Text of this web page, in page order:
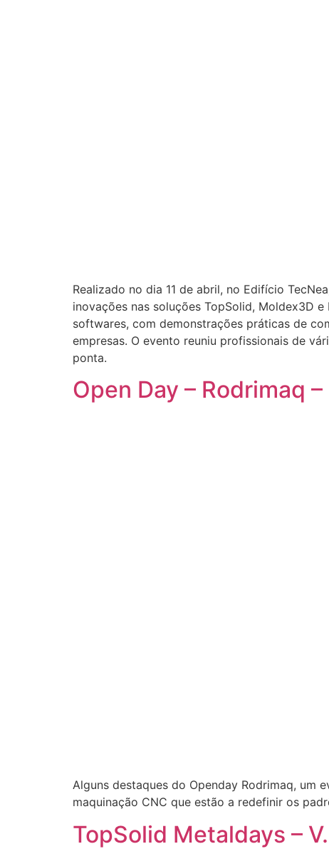
Realizado no dia 11 de abril, no Edifício
inovações nas soluções TopSolid, Moldex3D
softwares, com demonstrações práticas de
empresas. O evento reuniu profissionais de
ponta.
Open Day – Rodrimaq
Alguns destaques do Openday Rodrimaq, um
maquinação CNC que estão a redefinir os
TopSolid Metaldays –